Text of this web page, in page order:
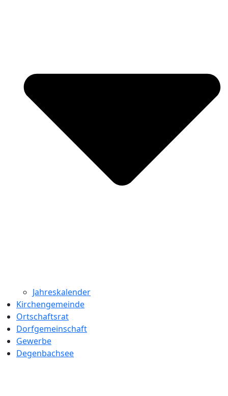
Jahreskalender
Kirchengemeinde
Ortschaftsrat
Dorfgemeinschaft
Gewerbe
Degenbachsee